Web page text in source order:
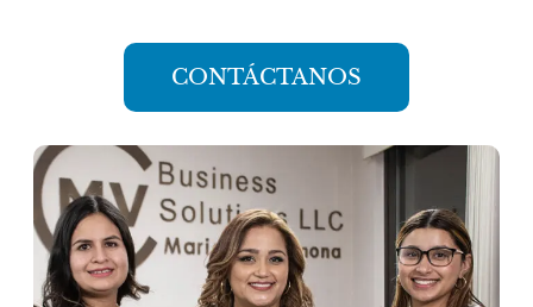
CONTÁCTANOS